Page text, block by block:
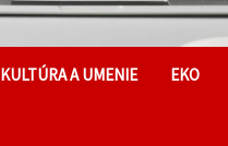
KULTÚRA A UMENIE EKO